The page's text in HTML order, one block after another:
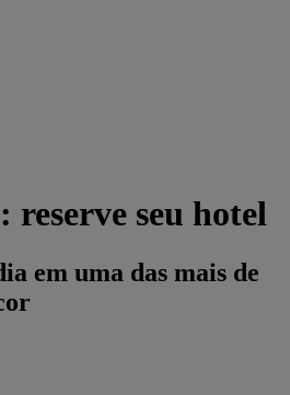
reserve seu hotel
em uma das mais de